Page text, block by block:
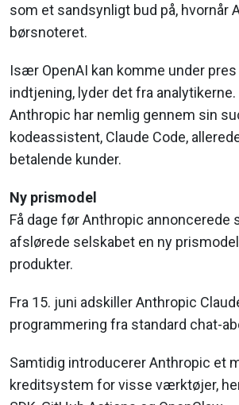
som et sandsynligt bud på, hvornår
børsnoteret.
Især OpenAI kan komme under
indtjening, lyder det fra
Anthropic har nemlig gennem sin
kodeassistent, Claude Code,
betalende kunder.
Ny prismodel
Få dage før Anthropic annoncerede
afslørede selskabet en ny
produkter.
Fra 15. juni adskiller Anthropic
programmering fra standard chat-
Samtidig introducerer Anthropic et
kreditsystem for visse værktøjer,